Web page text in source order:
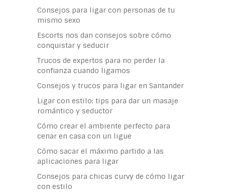
Consejos para ligar con personas de tu
mismo sexo
Escorts nos dan consejos sobre cómo
conquistar y seducir
Trucos de expertos para no perder la
confianza cuando ligamos
Consejos y trucos para ligar en Santander
Ligar con estilo: tips para dar un masaje
romántico y seductor
Cómo crear el ambiente perfecto para
cenar en casa con un ligue
Cómo sacar el máximo partido a las
aplicaciones para ligar
Consejos para chicas curvy de cómo ligar
con estilo